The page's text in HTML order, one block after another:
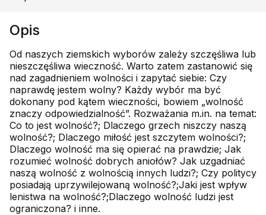
Opis
Od naszych ziemskich wyborów zależy szczęśliwa lub
nieszczęśliwa wieczność. Warto zatem zastanowić się
nad zagadnieniem wolności i zapytać siebie: Czy
naprawdę jestem wolny? Każdy wybór ma być
dokonany pod kątem wieczności, bowiem „wolność
znaczy odpowiedzialność”. Rozważania m.in. na temat:
Co to jest wolność?; Dlaczego grzech niszczy naszą
wolność?; Dlaczego miłość jest szczytem wolności?;
Dlaczego wolność ma się opierać na prawdzie; Jak
rozumieć wolność dobrych aniołów? Jak uzgadniać
naszą wolność z wolnością innych ludzi?; Czy politycy
posiadają uprzywilejowaną wolność?;Jaki jest wpływ
lenistwa na wolność?;Dlaczego wolność ludzi jest
ograniczona? i inne.